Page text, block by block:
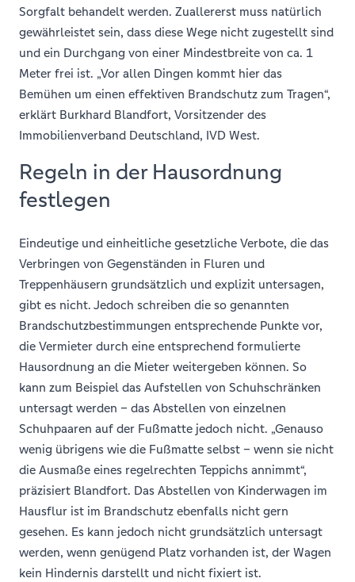
Sorgfalt behandelt werden. Zuallererst muss natürlich
gewährleistet sein, dass diese Wege nicht zugestellt sind
und ein Durchgang von einer Mindestbreite von ca. 1
Meter frei ist. „Vor allen Dingen kommt hier das
Bemühen um einen effektiven Brandschutz zum Tragen“,
erklärt Burkhard Blandfort, Vorsitzender des
Immobilienverband Deutschland, IVD West.
Regeln in der Hausordnung
festlegen
Eindeutige und einheitliche gesetzliche Verbote, die das
Verbringen von Gegenständen in Fluren und
Treppenhäusern grundsätzlich und explizit untersagen,
gibt es nicht. Jedoch schreiben die so genannten
Brandschutzbestimmungen entsprechende Punkte vor,
die Vermieter durch eine entsprechend formulierte
Hausordnung an die Mieter weitergeben können. So
kann zum Beispiel das Aufstellen von Schuhschränken
untersagt werden – das Abstellen von einzelnen
Schuhpaaren auf der Fußmatte jedoch nicht. „Genauso
wenig übrigens wie die Fußmatte selbst – wenn sie nicht
die Ausmaße eines regelrechten Teppichs annimmt“,
präzisiert Blandfort. Das Abstellen von Kinderwagen im
Hausflur ist im Brandschutz ebenfalls nicht gern
gesehen. Es kann jedoch nicht grundsätzlich untersagt
werden, wenn genügend Platz vorhanden ist, der Wagen
kein Hindernis darstellt und nicht fixiert ist.